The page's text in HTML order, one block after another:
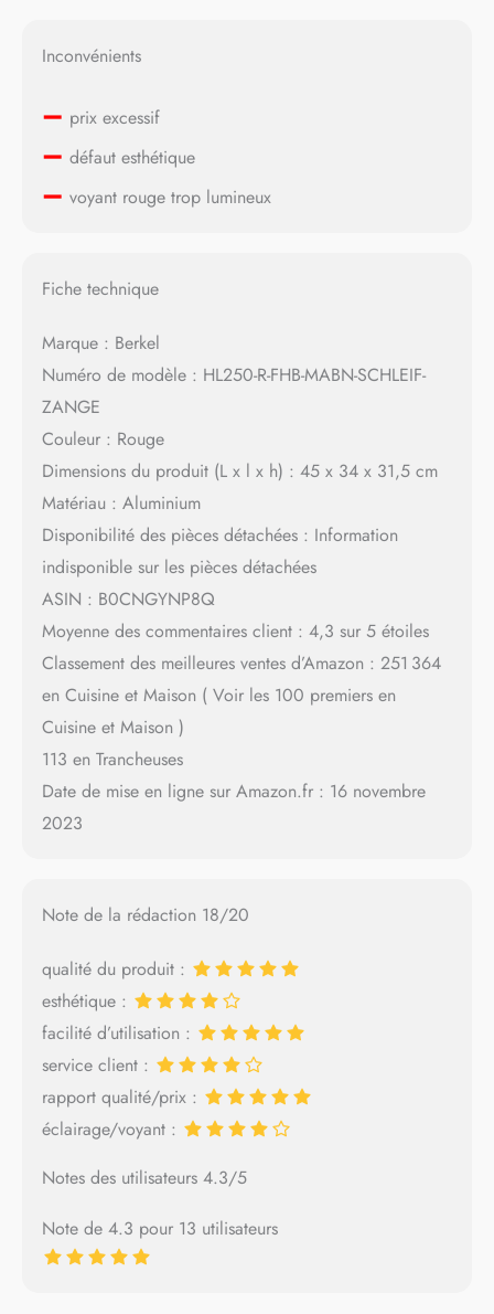
Inconvénients
– prix excessif
– défaut esthétique
– voyant rouge trop lumineux
Fiche technique
Marque : Berkel
Numéro de modèle : HL250-R-FHB-MABN-SCHLEIF-
ZANGE
Couleur : Rouge
Dimensions du produit (L x l x h) : 45 x 34 x 31,5 cm
Matériau : Aluminium
Disponibilité des pièces détachées : Information
indisponible sur les pièces détachées
ASIN : B0CNGYNP8Q
Moyenne des commentaires client : 4,3 sur 5 étoiles
Classement des meilleures ventes d’Amazon : 251 364
en Cuisine et Maison ( Voir les 100 premiers en
Cuisine et Maison )
113 en Trancheuses
Date de mise en ligne sur Amazon.fr : 16 novembre
2023
Note de la rédaction 18/20
qualité du produit :
esthétique :
facilité d’utilisation :
service client :
rapport qualité/prix :
éclairage/voyant :
Notes des utilisateurs 4.3/5
Note de 4.3 pour 13 utilisateurs